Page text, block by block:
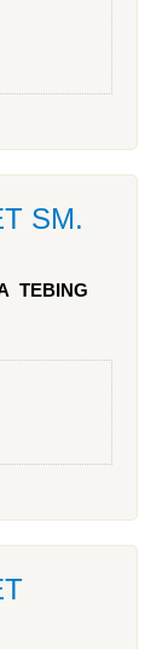
SM.
TEBING